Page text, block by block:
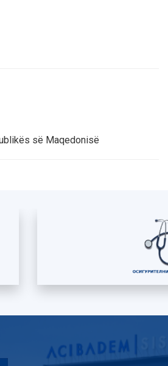
së Maqedonisë